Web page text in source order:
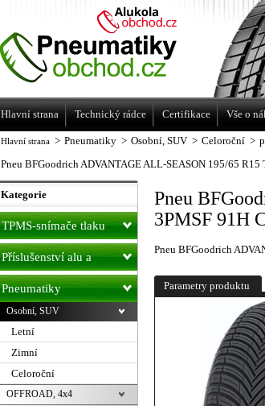
Hlavní strana > Pneumatiky > Osobní, SUV > Celoroční >
Pneu BFGoodrich ADVANTAGE ALL-SEASON 195/65
Pneu
3PMSF 91H
Pneu BFGoodrich
Parametry produktu
Kategorie
TPMS-snímače tlaku
Příslušenství alu a
pneu
Pneumatiky
Osobní, SUV
Letní
Zimní
Celoroční
OFFROAD, 4x4
Levné pneumatiky letní, zimní, Alu kola
a litá kola Racing Line
Hlavní strana Technický rádce Certifikace Vše o